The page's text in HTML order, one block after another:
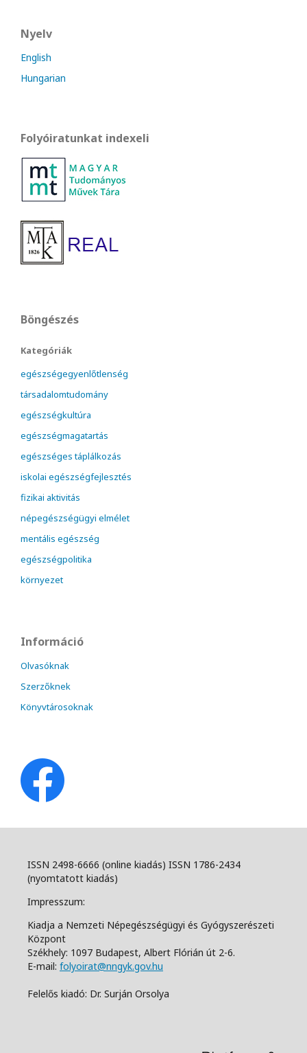
Nyelv
English
Hungarian
Folyóiratunkat indexeli
Böngészés
Kategóriák
egészségegyenlőtlenség
társadalomtudomány
egészségkultúra
egészségmagatartás
egészséges táplálkozás
iskolai egészségfejlesztés
fizikai aktivitás
népegészségügyi elmélet
mentális egészség
egészségpolitika
környezet
Információ
Olvasóknak
Szerzőknek
Könyvtárosoknak
ISSN 2498-6666 (online kiadás) ISSN 1786-2434
(nyomtatott kiadás)
Impresszum:
Kiadja a Nemzeti Népegészségügyi és Gyógyszerészeti
Központ
Székhely: 1097 Budapest, Albert Flórián út 2-6.
E-mail: folyoirat@nngyk.gov.hu
Felelős kiadó: Dr. Surján Orsolya